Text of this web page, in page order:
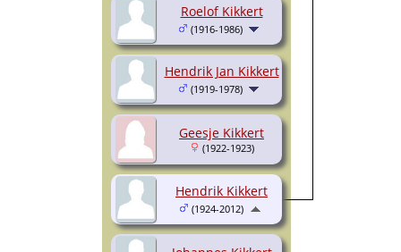
Roelof Kikkert
(1916-1986)
Hendrik Jan Kikkert
(1919-1978)
Geesje Kikkert
(1922-1923)
Hendrik Kikkert
(1924-2012)